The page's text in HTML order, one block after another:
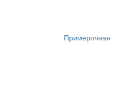
Примерочная